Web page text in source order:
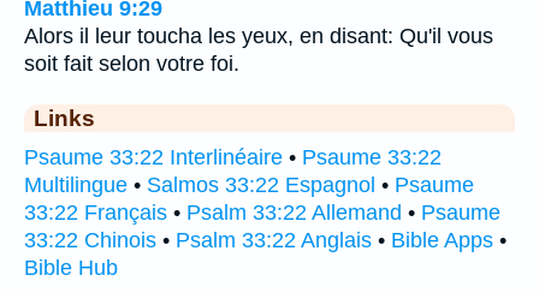
Matthieu 9:29
Alors il leur toucha les yeux, en disant: Qu'il vous
soit fait selon votre foi.
Links
Psaume 33:22 Interlinéaire • Psaume 33:22
Multilingue • Salmos 33:22 Espagnol • Psaume
33:22 Français • Psalm 33:22 Allemand • Psaume
33:22 Chinois • Psalm 33:22 Anglais • Bible Apps •
Bible Hub